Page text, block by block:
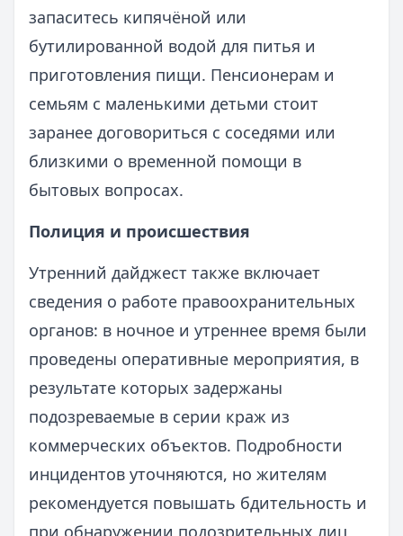
запаситесь кипячёной или
бутилированной водой для питья и
приготовления пищи. Пенсионерам и
семьям с маленькими детьми стоит
заранее договориться с соседями или
близкими о временной помощи в
бытовых вопросах.
Полиция и происшествия
Утренний дайджест также включает
сведения о работе правоохранительных
органов: в ночное и утреннее время были
проведены оперативные мероприятия, в
результате которых задержаны
подозреваемые в серии краж из
коммерческих объектов. Подробности
инцидентов уточняются, но жителям
рекомендуется повышать бдительность и
при обнаружении подозрительных лиц